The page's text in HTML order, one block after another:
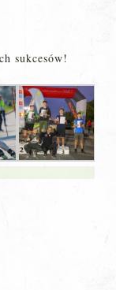
sukcesów!